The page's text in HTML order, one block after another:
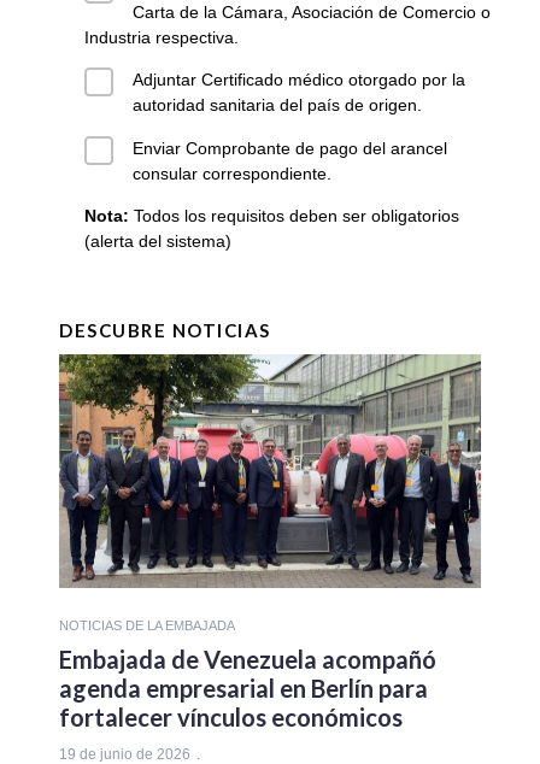
Carta de la Cámara, Asociación de Comercio o
Industria respectiva.
Adjuntar Certificado médico otorgado por la
autoridad sanitaria del país de origen.
Enviar Comprobante de pago del arancel
consular correspondiente.
Nota: Todos los requisitos deben ser obligatorios
(alerta del sistema)
DESCUBRE NOTICIAS
NOTICIAS DE LA EMBAJADA
Embajada de Venezuela acompañó
agenda empresarial en Berlín para
fortalecer vínculos económicos
19 de junio de 2026